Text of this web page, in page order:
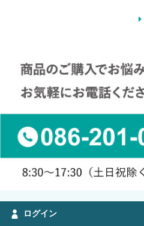
ログイン